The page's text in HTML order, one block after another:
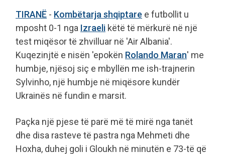
TIRANË - Kombëtarja shqiptare e futbollit u
mposht 0-1 nga Izraeli këtë të mërkurë në një
test miqësor të zhvilluar në 'Air Albania'.
Kuqezinjtë e nisën 'epokën Rolando Maran' me
humbje, njësoj siç e mbyllën me ish-trajnerin
Sylvinho, një humbje në miqësore kundër
Ukrainës në fundin e marsit.
Paçka një pjese të parë më të mirë nga tanët
dhe disa rasteve të pastra nga Mehmeti dhe
Hoxha, duhej goli i Gloukh në minutën e 73-të që